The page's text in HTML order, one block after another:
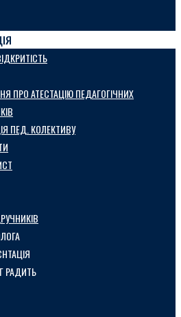
ПРО АТЕСТАЦІЮ ПЕДАГОГІЧНИХ
ПЕД. КОЛЕКТИВУ
РАДИТЬ